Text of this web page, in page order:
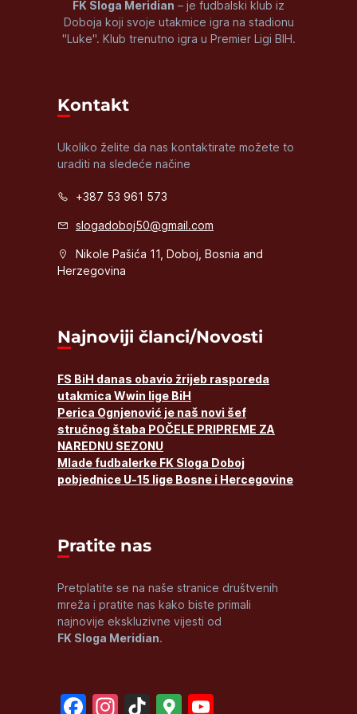
FK Sloga Meridian – je fudbalski klub iz
Doboja koji svoje utakmice igra na stadionu
"Luke". Klub trenutno igra u Premier Ligi BIH.
Kontakt
Ukoliko želite da nas kontaktirate možete to
uraditi na sledeće načine
+387 53 961 573
slogadoboj50@gmail.com
Nikole Pašića 11, Doboj, Bosnia and
Herzegovina
Najnoviji članci/Novosti
FS BiH danas obavio žrijeb rasporeda
utakmica Wwin lige BiH
Perica Ognjenović je naš novi šef
stručnog štaba POČELE PRIPREME ZA
NAREDNU SEZONU
Mlade fudbalerke FK Sloga Doboj
pobjednice U-15 lige Bosne i Hercegovine
Pratite nas
Pretplatite se na naše stranice društvenih
mreža i pratite nas kako biste primali
najnovije ekskluzivne vijesti od
FK Sloga Meridian.
Facebook
Instagram
TikTokGoogle